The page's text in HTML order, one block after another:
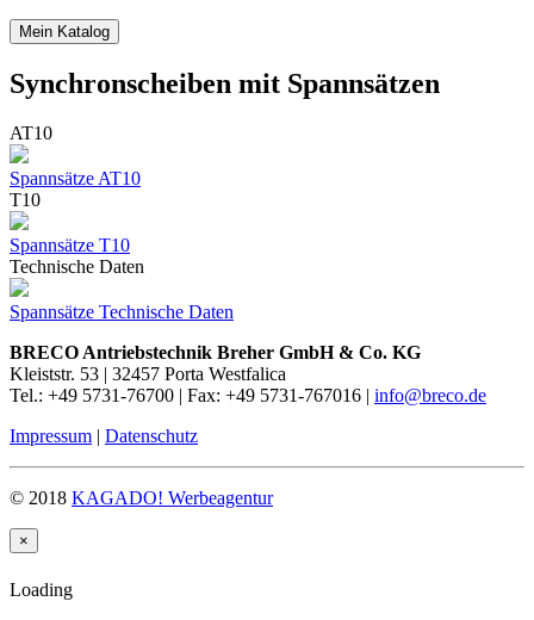
Mein Katalog
Synchronscheiben mit Spannsätzen
AT10
Spannsätze AT10
T10
Spannsätze T10
Technische Daten
Spannsätze Technische Daten
BRECO Antriebstechnik Breher GmbH & Co. KG
Kleiststr. 53 | 32457 Porta Westfalica
Tel.: +49 5731-76700 | Fax: +49 5731-767016 | info@breco.de
Impressum
Datenschutz
© 2018 KAGADO! Werbeagentur
×
Loading